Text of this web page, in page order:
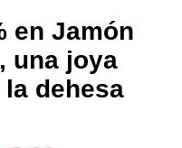
en Jamón
una joya
dehesa